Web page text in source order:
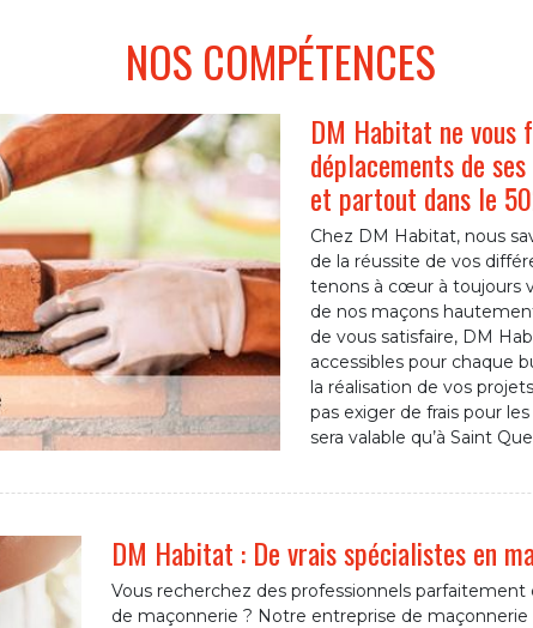
NOS COMPÉTENCES
DM Habitat ne
déplacements de
et partout dans le
Chez DM Habitat, nous
de la réussite de vos
tenons à cœur à toujours
de nos maçons
de vous satisfaire, DM
accessibles pour chaque
la réalisation de vos
pas exiger de frais pour
sera valable qu’à Saint
DM Habitat : De vrais spécialistes en
Vous recherchez des professionnels
de maçonnerie ? Notre entreprise de